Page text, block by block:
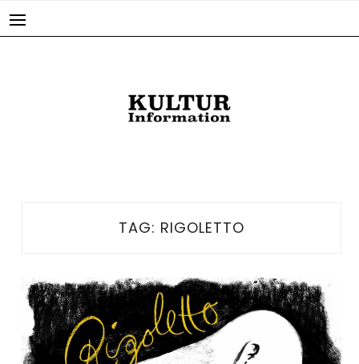
TAG: RIGOLETTO